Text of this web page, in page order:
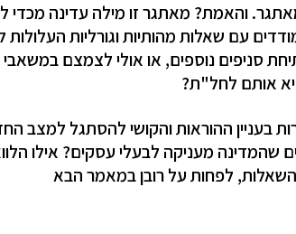
והאמת? מאתגר זו מילה עדינה
עם שאלות מהותיות וגורליות העלולות
סניפים נוספים, או אולי לצמצם
אותם לחל"ת?
בעניין ההוראות והקושי להסתגל למצב
מעניקה לבעלי עסקים? אילו
לפחות על רובן במאמר הבא